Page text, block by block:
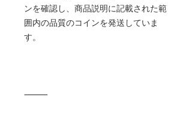
ンを確認し、商品説明に記載された範
囲内の品質のコインを発送していま
す。
⸻